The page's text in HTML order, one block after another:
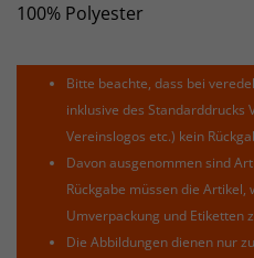
100% Polyester
Bitte beachte, dass bei
inklusive des Standarddrucks
Vereinslogos etc.) kein
Davon ausgenommen sind
Rückgabe müssen die
Umverpackung und Etiketten
Die Abbildungen dienen nur